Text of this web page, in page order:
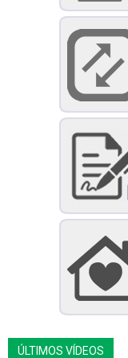
ÚLTIMOS VÍDEOS